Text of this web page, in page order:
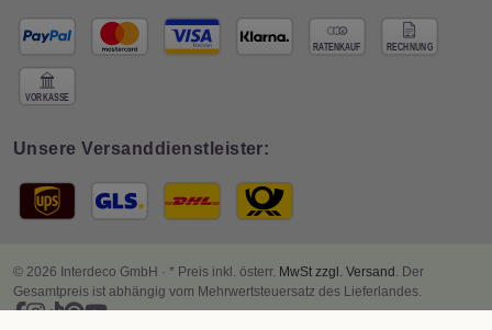
Unsere Versanddienstleister:
© 2026 Interdeco GmbH · * Preis inkl. österr. MwSt zzgl. Versand . Der
Gesamtpreis ist abhängig vom Mehrwertsteuersatz des Lieferlandes.